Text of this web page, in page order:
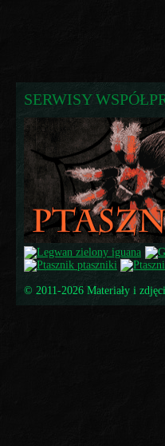
SERWISY
© 2011-2026 Materiały i